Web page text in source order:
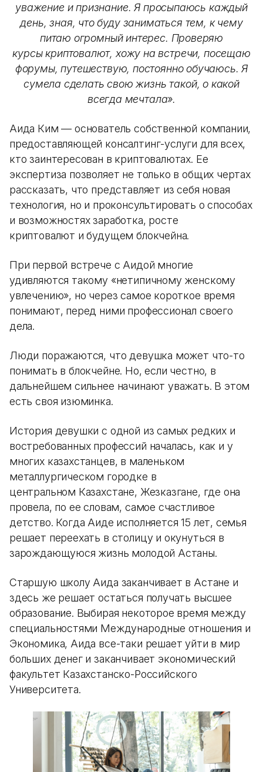
уважение и признание. Я просыпаюсь каждый
день, зная, что буду заниматься тем, к чему
питаю огромный интерес. Проверяю
курсы криптовалют, хожу на встречи, посещаю
форумы, путешествую, постоянно обучаюсь. Я
сумела сделать свою жизнь такой, о какой
всегда мечтала».
Аида Ким — основатель собственной компании,
предоставляющей консалтинг-услуги для всех,
кто заинтересован в криптовалютах. Ее
экспертиза позволяет не только в общих чертах
рассказать, что представляет из себя новая
технология, но и проконсультировать о способах
и возможностях заработка, росте
криптовалют и будущем блокчейна.
При первой встрече с Аидой многие
удивляются такому «нетипичному женскому
увлечению», но через самое короткое время
понимают, перед ними профессионал своего
дела.
Люди поражаются, что девушка может что-то
понимать в блокчейне. Но, если честно, в
дальнейшем сильнее начинают уважать. В этом
есть своя изюминка.
История девушки с одной из самых редких и
востребованных профессий началась, как и у
многих казахстанцев, в маленьком
металлургическом городке в
центральном Казахстане, Жезказгане, где она
провела, по ее словам, самое счастливое
детство. Когда Аиде исполняется 15 лет, семья
решает переехать в столицу и окунуться в
зарождающуюся жизнь молодой Астаны.
Старшую школу Аида заканчивает в Астане и
здесь же решает остаться получать высшее
образование. Выбирая некоторое время между
специальностями Международные отношения и
Экономика, Аида все-таки решает уйти в мир
больших денег и заканчивает экономический
факультет Казахстанско-Российского
Университета.